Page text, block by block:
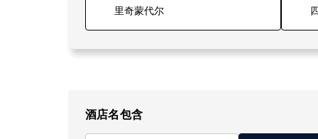
酒店名包含